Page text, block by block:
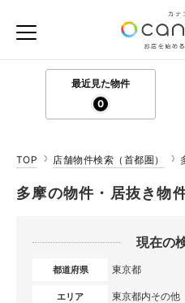
最近見た物件
0
TOP 店舗物件検索（首都圏）
多摩の物件・居抜き物
現在の
都道府県 東京都
エリア 東京都内その他